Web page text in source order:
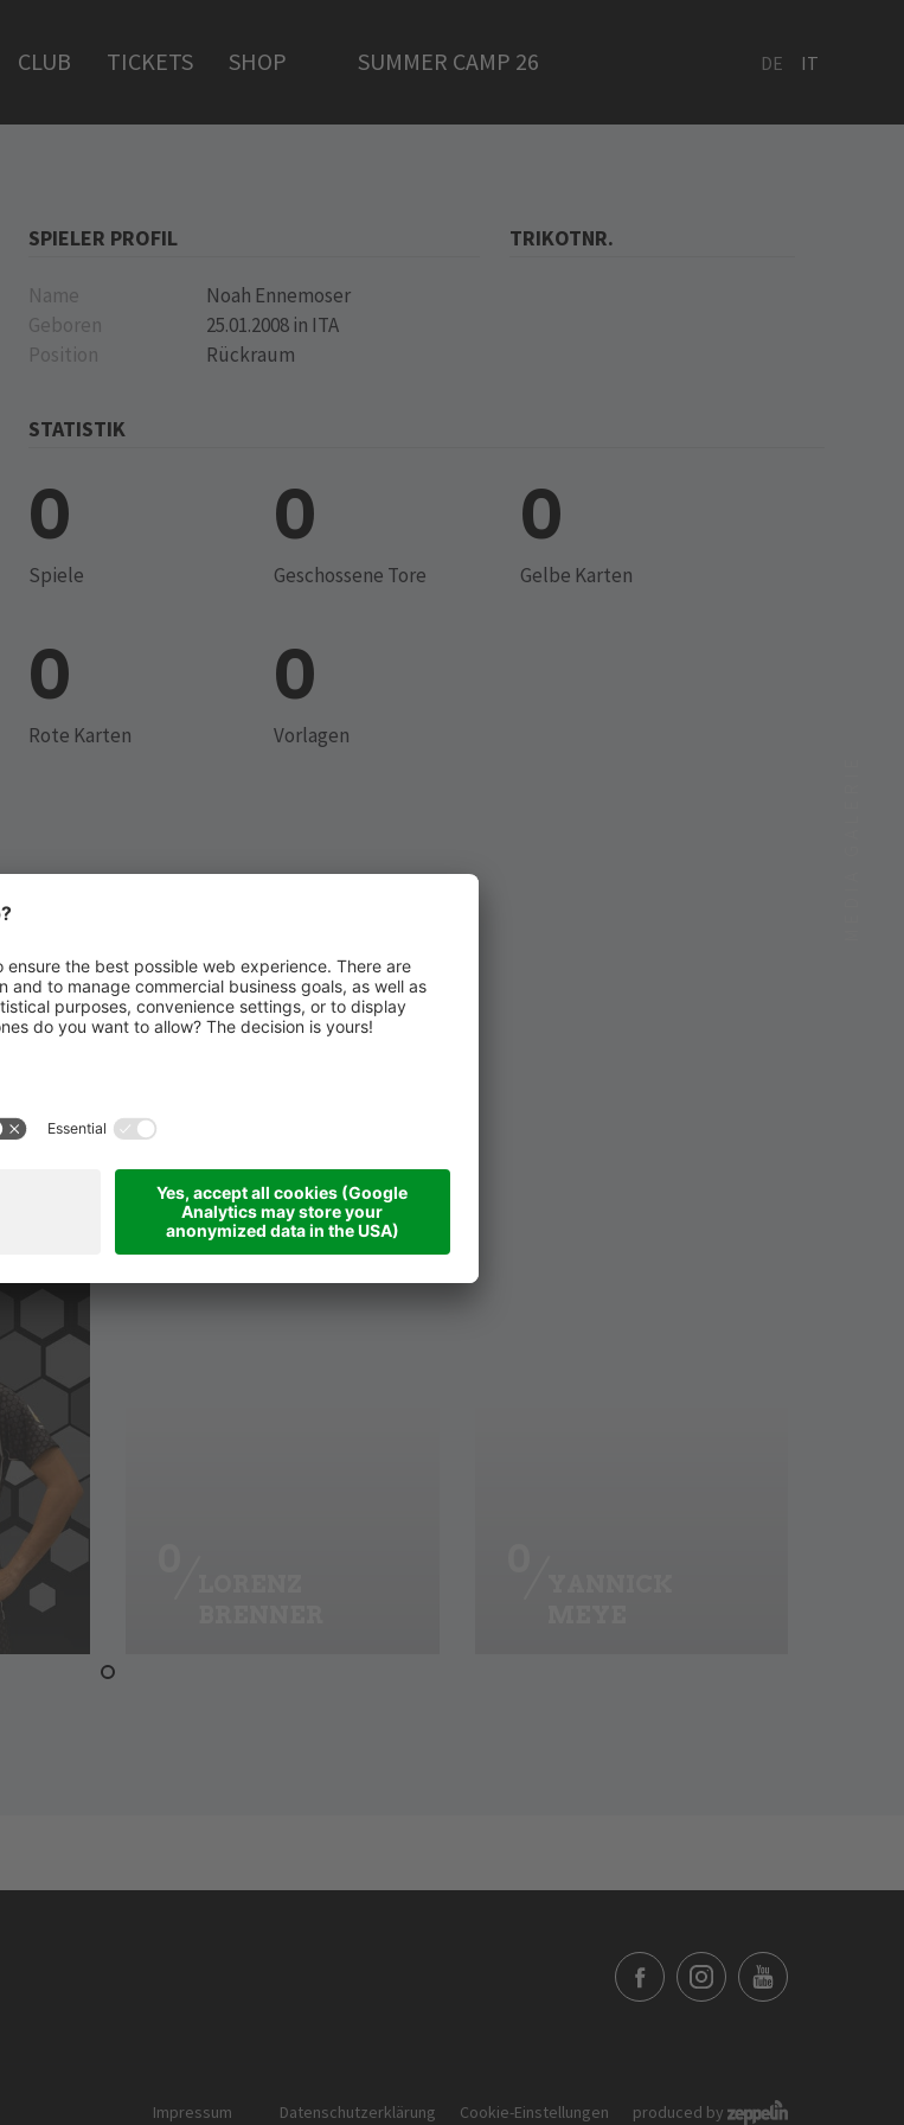
CLUB TICKETS SHOP SUMMER CAMP 26 DE IT
SPIELER PROFIL
Name
Noah Ennemoser
Geboren
25.01.2008 in ITA
Position
Rückraum
TRIKOTNR.
STATISTIK
0
Spiele
0
Geschossene Tore
0
Gelbe Karten
0
Rote Karten
0
Vorlagen
TEAM
Impressum Datenschutzerklärung Cookie-Einstellungen produced by